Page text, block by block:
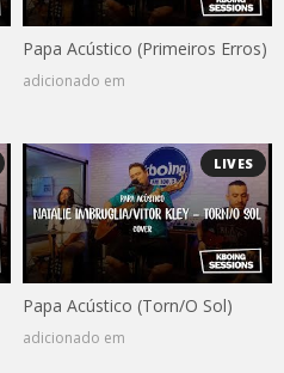
Papa Acústico (Primeiros Erros)
adicionado em
LIVES
Papa Acústico (Torn/O Sol)
adicionado em